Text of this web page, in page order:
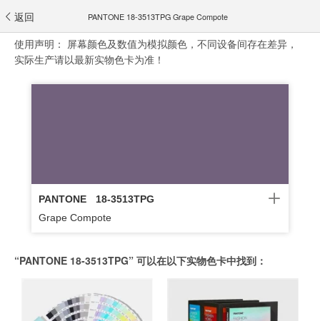
返回 PANTONE 18-3513TPG Grape Compote
使用声明： 屏幕颜色及数值为模拟颜色，不同设备间存在差异，
实际生产请以最新实物色卡为准！
PANTONE
18-3513TPG
Grape Compote
“PANTONE 18-3513TPG” 可以在以下实物色卡中找到：